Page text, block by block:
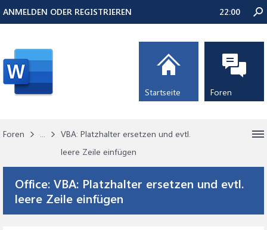
Foren ...
VBA: Platzhalter ersetzen und evtl.
leere Zeile einfügen
Office: VBA: Platzhalter ersetzen und evtl.
leere Zeile einfügen
ANMELDEN ODER REGISTRIEREN 22:00
Startseite Foren